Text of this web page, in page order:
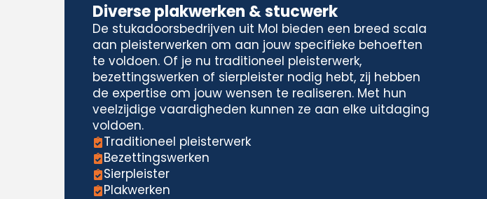
Diverse plakwerken & stucwerk
De stukadoorsbedrijven uit Mol bieden een breed scala
aan pleisterwerken om aan jouw specifieke behoeften
te voldoen. Of je nu traditioneel pleisterwerk,
bezettingswerken of sierpleister nodig hebt, zij hebben
de expertise om jouw wensen te realiseren. Met hun
veelzijdige vaardigheden kunnen ze aan elke uitdaging
voldoen.
Traditioneel pleisterwerk
Bezettingswerken
Sierpleister
Plakwerken